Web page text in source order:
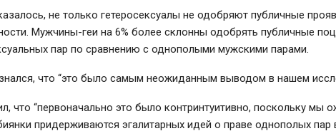
не только гетеросексуалы не одобряют публичные
Мужчины-геи на 6% более склонны одобрять публичные
пар по сравнению с однополыми мужскими парами.
что “это было самым неожиданным выводом в нашем
что “первоначально это было контринтуитивно, поскольку мы
придерживаются эгалитарных идей о праве однополых пар